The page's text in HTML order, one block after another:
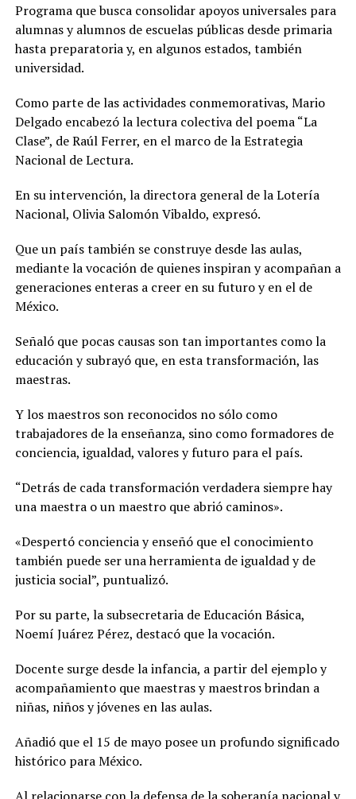
Programa que busca consolidar apoyos universales para
alumnas y alumnos de escuelas públicas desde primaria
hasta preparatoria y, en algunos estados, también
universidad.
Como parte de las actividades conmemorativas, Mario
Delgado encabezó la lectura colectiva del poema “La
Clase”, de Raúl Ferrer, en el marco de la Estrategia
Nacional de Lectura.
En su intervención, la directora general de la Lotería
Nacional, Olivia Salomón Vibaldo, expresó.
Que un país también se construye desde las aulas,
mediante la vocación de quienes inspiran y acompañan a
generaciones enteras a creer en su futuro y en el de
México.
Señaló que pocas causas son tan importantes como la
educación y subrayó que, en esta transformación, las
maestras.
Y los maestros son reconocidos no sólo como
trabajadores de la enseñanza, sino como formadores de
conciencia, igualdad, valores y futuro para el país.
“Detrás de cada transformación verdadera siempre hay
una maestra o un maestro que abrió caminos».
«Despertó conciencia y enseñó que el conocimiento
también puede ser una herramienta de igualdad y de
justicia social”, puntualizó.
Por su parte, la subsecretaria de Educación Básica,
Noemí Juárez Pérez, destacó que la vocación.
Docente surge desde la infancia, a partir del ejemplo y
acompañamiento que maestras y maestros brindan a
niñas, niños y jóvenes en las aulas.
Añadió que el 15 de mayo posee un profundo significado
histórico para México.